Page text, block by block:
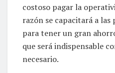
costoso pagar la
razón se capacitará a las
para tener un gran
que será indispensable
necesario.